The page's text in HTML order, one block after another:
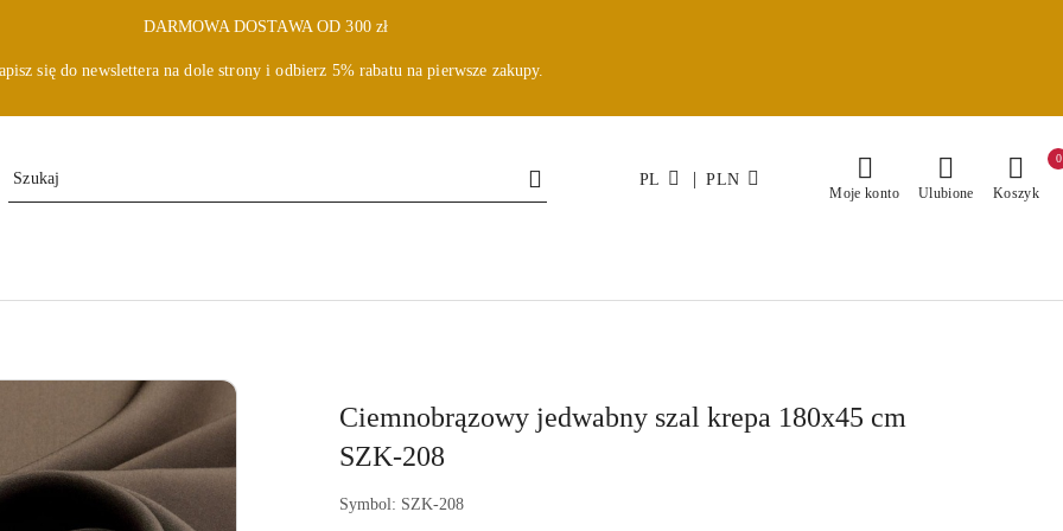
DARMOWA DOSTAWA OD 300 zł
się do newslettera na dole strony i odbierz 5% rabatu na pierwsze zakupy.
PL | PLN
Moje konto Ulubione Koszyk
0
Ciemnobrązowy jedwabny szal krepa 180x45 cm
SZK-208
Symbol: SZK-208